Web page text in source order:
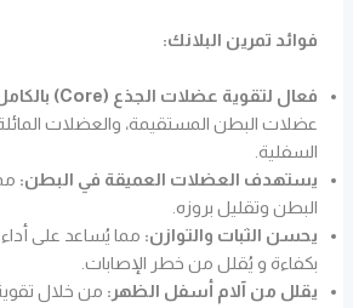
فوائد تمرين البلانك:
فعال لتقوية عضلات الجذع (Core) بالكامل:
عضلات البطن المستقيمة، والعضلات
السفلية.
يستهدف العضلات العميقة في البطن:
البطن وتقليل بروزه.
يحسن الثبات والتوازن: مما يُساعد على
بكفاءة و يُقلل من خطر الإصابات.
يقلل من آلام أسفل الظهر: من خلال